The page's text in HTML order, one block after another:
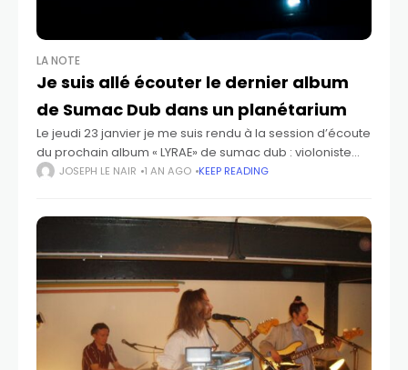
LA NOTE
Je suis allé écouter le dernier album
de Sumac Dub dans un planétarium
Le jeudi 23 janvier je me suis rendu à la session d’écoute
du prochain album « LYRAE» de sumac dub : violoniste
producteur positionné dans le registre electro dub. Le
JOSEPH LE NAIR 1 AN AGO KEEP READING